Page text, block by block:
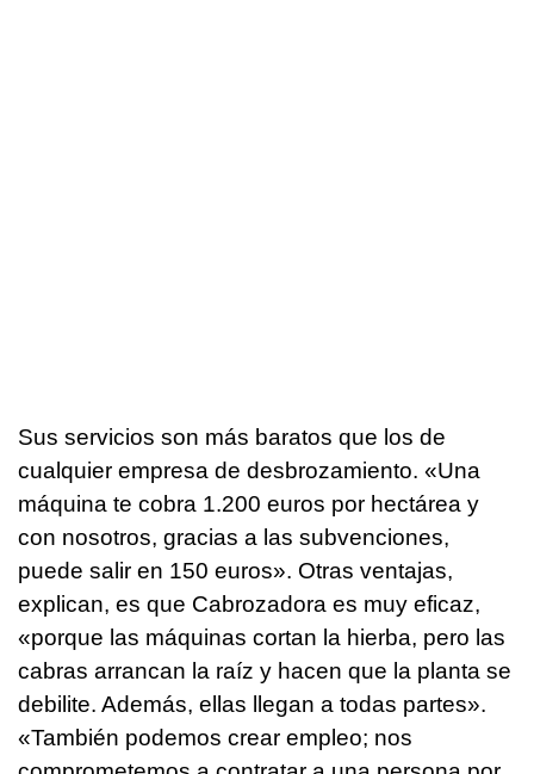
Sus servicios son más baratos que los de
cualquier empresa de desbrozamiento. «Una
máquina te cobra 1.200 euros por hectárea y
con nosotros, gracias a las subvenciones,
puede salir en 150 euros». Otras ventajas,
explican, es que Cabrozadora es muy eficaz,
«porque las máquinas cortan la hierba, pero las
cabras arrancan la raíz y hacen que la planta se
debilite. Además, ellas llegan a todas partes».
«También podemos crear empleo; nos